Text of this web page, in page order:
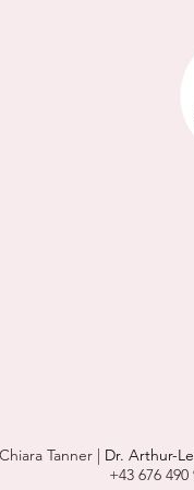
Tanner | Dr. Arthur-
+43 676 490